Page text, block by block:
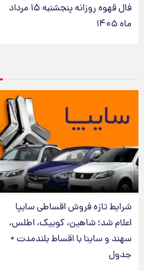
فال قهوه روزانه پنجشنبه ۱۵ مرداد
ماه ۱۴۰۵
شرایط تازه فروش اقساطی سایپا
اعلام شد؛ شاهین، کوییک، اطلس،
سهند و ساینا با اقساط بلندمدت +
جدول